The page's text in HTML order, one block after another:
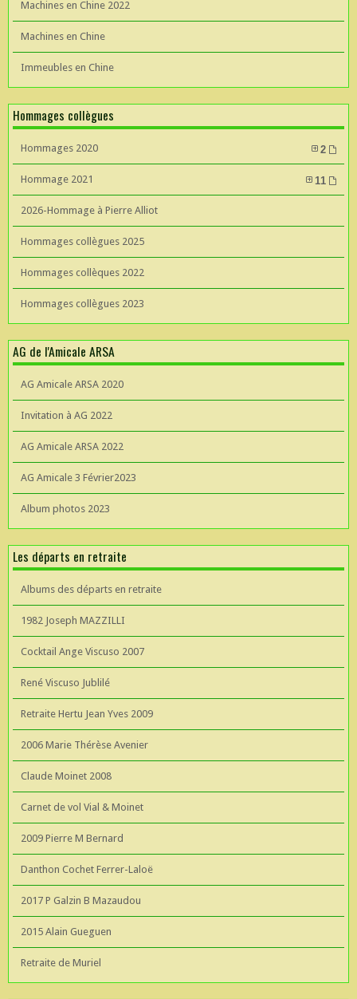
Machines en Chine 2022
Machines en Chine
Immeubles en Chine
Hommages collègues
Hommages 2020 2
Hommage 2021 11
2026-Hommage à Pierre Alliot
Hommages collègues 2025
Hommages collèques 2022
Hommages collègues 2023
AG de l'Amicale ARSA
AG Amicale ARSA 2020
Invitation à AG 2022
AG Amicale ARSA 2022
AG Amicale 3 Février2023
Album photos 2023
Les départs en retraite
Albums des départs en retraite
1982 Joseph MAZZILLI
Cocktail Ange Viscuso 2007
René Viscuso Jublilé
Retraite Hertu Jean Yves 2009
2006 Marie Thérèse Avenier
Claude Moinet 2008
Carnet de vol Vial & Moinet
2009 Pierre M Bernard
Danthon Cochet Ferrer-Laloë
2017 P Galzin B Mazaudou
2015 Alain Gueguen
Retraite de Muriel